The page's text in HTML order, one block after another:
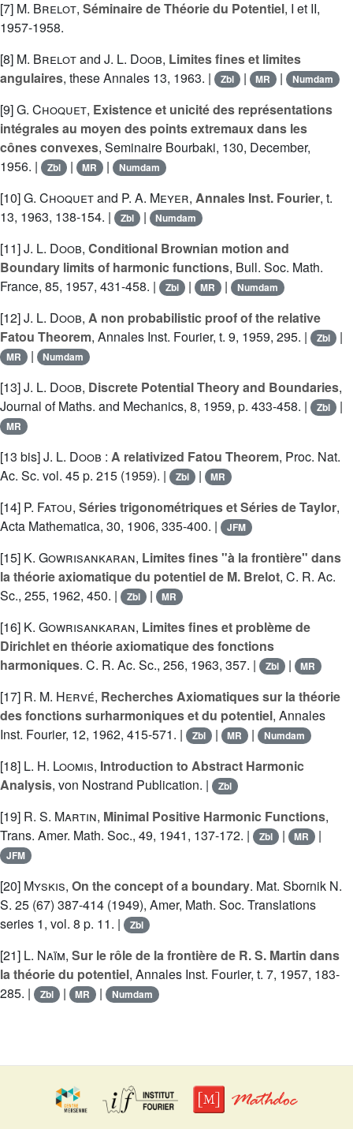
[7] M. Brelot, Séminaire de Théorie du Potentiel, I et II,
1957-1958.
[8] M. Brelotand J. L. Doob, Limites fines et limites
angulaires, these Annales 13, 1963. | Zbl | MR | Numdam
[9]G. Choquet, Existence et unicité des représentations
intégrales au moyen des points extremaux dans les
cônes convexes, Seminaire Bourbaki, 130, December,
1956. |
Zbl | MR | Numdam
[10]G. Choquetand P. A. Meyer, Annales Inst. Fourier, t.
13, 1963, 138-154. |
Zbl | Numdam
[11]J. L. Doob, Conditional Brownian motion and
Boundary limits of harmonic functions, Bull. Soc. Math.
France, 85, 1957, 431-458. |
Zbl | MR | Numdam
[12]J. L. Doob, A non probabilistic proof of the relative
Fatou Theorem, Annales Inst. Fourier, t. 9, 1959, 295. | Zbl |
MR | Numdam
[13]J. L. Doob, Discrete Potential Theory and Boundaries,
Journal of Maths. and Mechanics, 8, 1959, p. 433-458. |
Zbl |
MR
[13 bis]J. L. Doob : A relativized Fatou Theorem, Proc. Nat.
Ac. Sc. vol. 45 p. 215 (1959). |
Zbl | MR
[14] P. Fatou, Séries trigonométriques et Séries de Taylor,
Acta Mathematica, 30, 1906, 335-400. |
JFM
[15] K. Gowrisankaran, Limites fines "à la frontière" dans
la théorie axiomatique du potentiel de M. Brelot, C. R. Ac.
Sc., 255, 1962, 450. |
Zbl | MR
[16] K. Gowrisankaran, Limites fines et problème de
Dirichlet en théorie axiomatique des fonctions
harmoniques. C. R. Ac. Sc., 256, 1963, 357. | Zbl | MR
[17] R. M. Hervé, Recherches Axiomatiques sur la théorie
des fonctions surharmoniques et du potentiel, Annales
Inst. Fourier, 12, 1962, 415-571. |
Zbl | MR | Numdam
[18] L. H. Loomis, Introduction to Abstract Harmonic
Analysis, von Nostrand Publication. | Zbl
[19] R. S. Martin, Minimal Positive Harmonic Functions,
Trans. Amer. Math. Soc., 49, 1941, 137-172. |
Zbl | MR |
JFM
[20] Myskis, On the concept of a boundary. Mat. Sbornik N.
S. 25 (67) 387-414 (1949), Amer, Math. Soc. Translations
series 1, vol. 8 p. 11. |
Zbl
[21] L. Naïm, Sur le rôle de la frontière de R. S. Martin dans
la théorie du potentiel, Annales Inst. Fourier, t. 7, 1957, 183-
285. |
Zbl | MR | Numdam